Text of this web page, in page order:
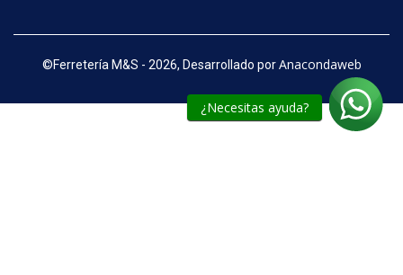
¿Necesitas ayuda?
©Ferretería M&S - 2026, Desarrollado por Anacondaweb